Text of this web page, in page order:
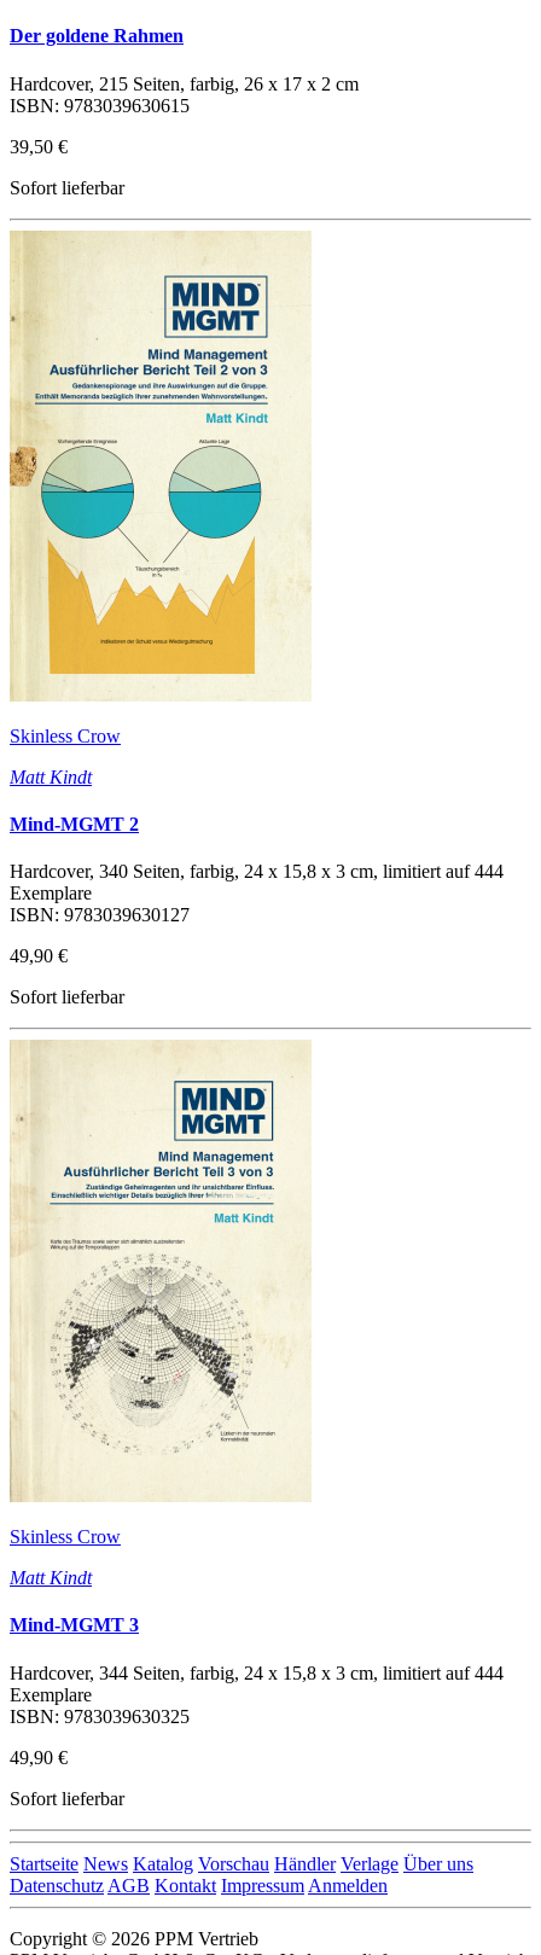
Der goldene Rahmen
Hardcover, 215 Seiten, farbig, 26 x 17 x 2 cm
ISBN: 9783039630615
39,50 €
Sofort lieferbar
Skinless Crow
Matt Kindt
Mind-MGMT 2
Hardcover, 340 Seiten, farbig, 24 x 15,8 x 3 cm, limitiert auf 444
Exemplare
ISBN: 9783039630127
49,90 €
Sofort lieferbar
Skinless Crow
Matt Kindt
Mind-MGMT 3
Hardcover, 344 Seiten, farbig, 24 x 15,8 x 3 cm, limitiert auf 444
Exemplare
ISBN: 9783039630325
49,90 €
Sofort lieferbar
Startseite News Katalog Vorschau Händler Verlage Über uns
Datenschutz AGB Kontakt Impressum Anmelden
Copyright © 2026 PPM Vertrieb